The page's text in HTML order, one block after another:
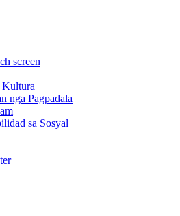
screen
Kultura
nga Pagpadala
sa Sosyal